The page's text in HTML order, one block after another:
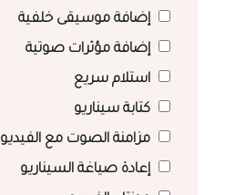
إضافة موسيقى خلفية
إضافة مؤثرات صوتية
استلام سريع
كتابة سيناريو
مزامنة الصوت مع الفيديو
إعادة صياغة السيناريو